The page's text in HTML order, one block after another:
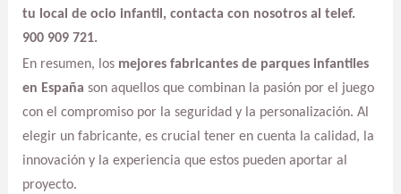
tu local de ocio infantil, contacta con nosotros al telef.
900 909 721.
En resumen, los mejores fabricantes de parques infantiles
en España son aquellos que combinan la pasión por el juego
con el compromiso por la seguridad y la personalización. Al
elegir un fabricante, es crucial tener en cuenta la calidad, la
innovación y la experiencia que estos pueden aportar al
proyecto.